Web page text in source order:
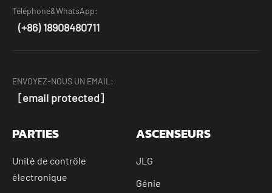
Téléphone&WhatsApp:
(+86) 18908480711
ENVOYEZ-NOUS UN EMAIL:
[email protected]
PARTIES
Unité de contrôle
électronique
ASCENSEURS
JLG
Génie